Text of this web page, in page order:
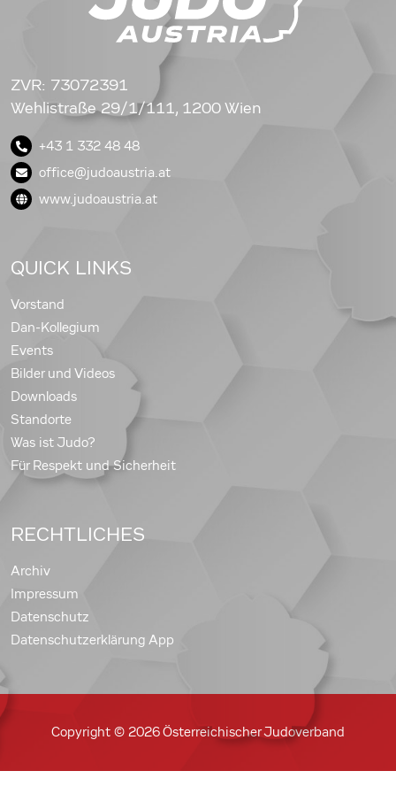
ZVR: 73072391
Wehlistraße 29/1/111, 1200 Wien
+43 1 332 48 48
office@judoaustria.at
www.judoaustria.at
QUICK LINKS
Vorstand
Dan-Kollegium
Events
Bilder und Videos
Downloads
Standorte
Was ist Judo?
Für Respekt und Sicherheit
RECHTLICHES
Archiv
Impressum
Datenschutz
Datenschutzerklärung App
Copyright © 2026 Österreichischer Judoverband